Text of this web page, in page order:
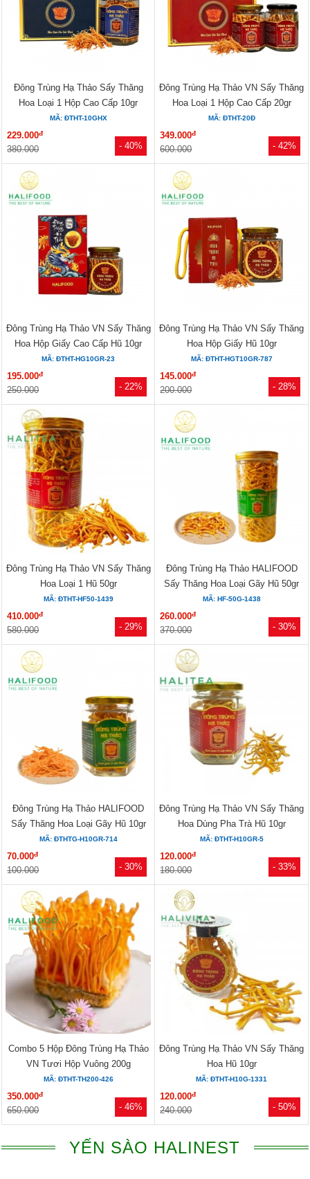
- 40%
Đông Trùng Hạ Thảo Sấy Thăng
Hoa Loại 1 Hộp Cao Cấp 10gr
MÃ: ĐTHT-10GHX
229.000đ
380.000 - 42%
Đông Trùng Hạ Thảo VN Sấy Thăng
Hoa Loại 1 Hộp Cao Cấp 20gr
MÃ: ĐTHT-20Đ
349.000đ
600.000
- 22%
Đông Trùng Hạ Thảo VN Sấy Thăng
Hoa Hộp Giấy Cao Cấp Hũ 10gr
MÃ: ĐTHT-HG10GR-23
195.000đ
250.000 - 28%
Đông Trùng Hạ Thảo VN Sấy Thăng
Hoa Hộp Giấy Hũ 10gr
MÃ: ĐTHT-HGT10GR-787
145.000đ
200.000
- 29%
Đông Trùng Hạ Thảo VN Sấy Thăng
Hoa Loại 1 Hũ 50gr
MÃ: ĐTHT-HF50-1439
410.000đ
580.000 - 30%
Đông Trùng Hạ Thảo HALIFOOD
Sấy Thăng Hoa Loại Gãy Hũ 50gr
MÃ: HF-50G-1438
260.000đ
370.000
- 30%
Đông Trùng Hạ Thảo HALIFOOD
Sấy Thăng Hoa Loại Gãy Hũ 10gr
MÃ: ĐTHTG-H10GR-714
70.000đ
100.000 - 33%
Đông Trùng Hạ Thảo VN Sấy Thăng
Hoa Dùng Pha Trà Hũ 10gr
MÃ: ĐTHT-H10GR-5
120.000đ
180.000
- 46%
Combo 5 Hộp Đông Trùng Hạ Thảo
VN Tươi Hộp Vuông 200g
MÃ: ĐTHT-TH200-426
350.000đ
650.000 - 50%
Đông Trùng Hạ Thảo VN Sấy Thăng
Hoa Hũ 10gr
MÃ: ĐTHT-H10G-1331
120.000đ
240.000
YẾN SÀO HALINEST